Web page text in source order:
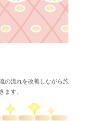
の流れを改善しながら施
ます。